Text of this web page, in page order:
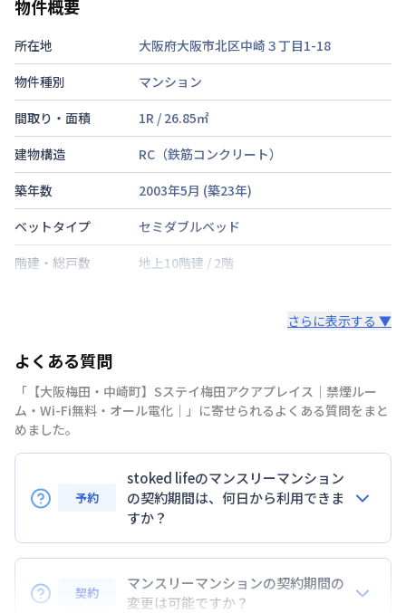
物件概要
所在地
大阪府大阪市北区中崎３丁目1-18
物件種別
マンション
間取り・面積
1R / 26.85㎡
建物構造
RC（鉄筋コンクリート）
築年数
2003年5月 (築23年)
ベットタイプ
セミダブルベッド
階建・総戸数
地上10階建 / 2階
禁煙・喫煙
交通
阪神電鉄本線大阪梅田駅徒歩8分
2名
駐車場
なし
情報更新日 2026年7月26日
さらに表示する ▼
よくある質問
「【大阪梅田・中崎町】Sステイ梅田アクアプレイス｜禁煙ルー
ム・Wi-Fi無料・オール電化｜」に寄せられるよくある質問をまと
めました。
予約
stoked lifeのマンスリーマンション
の契約期間は、何日から利用できま
すか？
7日以上からのご契約期間ですが1ヶ月（30日）以上
のご契約期間の地域もございますのでお気軽にお問い
合わせください。
契約
マンスリーマンションの契約期間の
変更は可能ですか？